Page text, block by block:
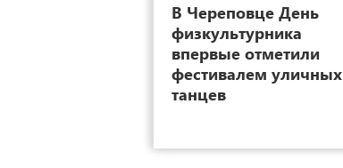
В Череповце День
физкультурника
впервые отметили
фестивалем уличных
танцев